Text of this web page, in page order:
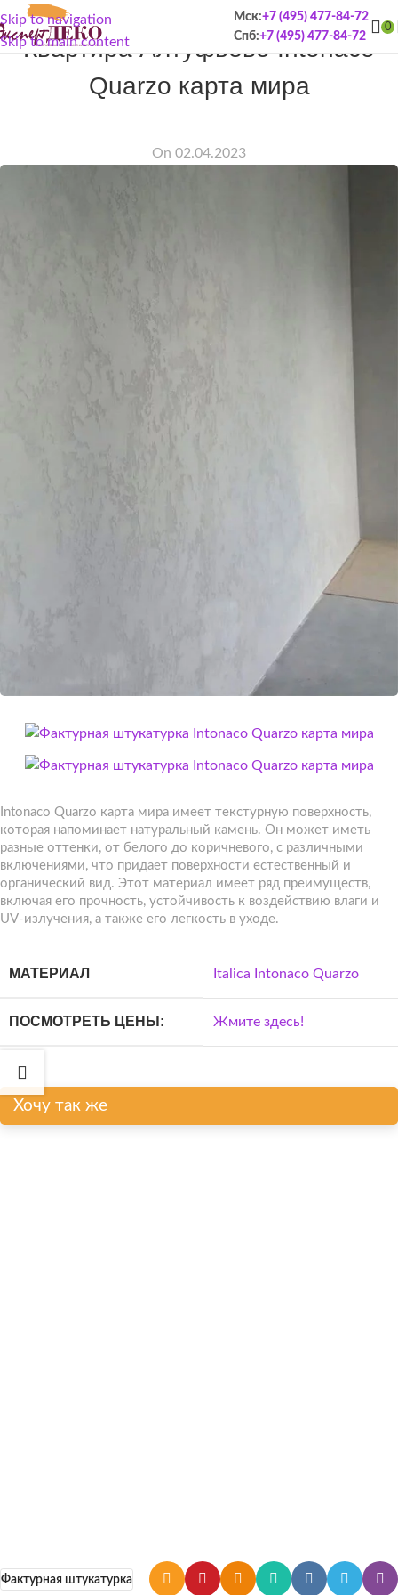
Skip to navigation
Skip to main content
Мск:+7 (495) 477-84-72
Спб:+7 (495) 477-84-72
0
ПОРТФОЛИО
Квартира Алтуфьево Intonaco
Quarzo карта мира
On 02.04.2023
Intonaco Quarzo карта мира имеет текстурную поверхность,
которая напоминает натуральный камень. Он может иметь
разные оттенки, от белого до коричневого, с различными
включениями, что придает поверхности естественный и
органический вид. Этот материал имеет ряд преимуществ,
включая его прочность, устойчивость к воздействию влаги и
UV-излучения, а также его легкость в уходе.
МАТЕРИАЛ Italica Intonaco Quarzo
ПОСМОТРЕТЬ ЦЕНЫ: Жмите здесь!
Хочу так же
Фактурная штукатурка